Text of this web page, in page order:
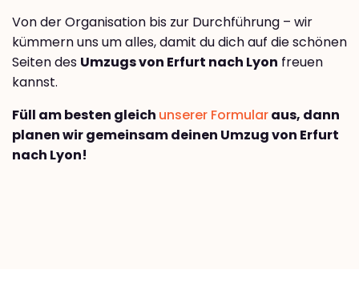
Von der Organisation bis zur Durchführung – wir
kümmern uns um alles, damit du dich auf die schönen
Seiten des Umzugs von Erfurt nach Lyon freuen
kannst.
Füll am besten gleich unserer Formularaus, dann
planen wir gemeinsam deinen Umzug von Erfurt
nach Lyon!